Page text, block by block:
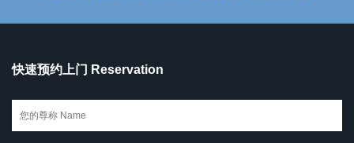
快速预约上门 Reservation